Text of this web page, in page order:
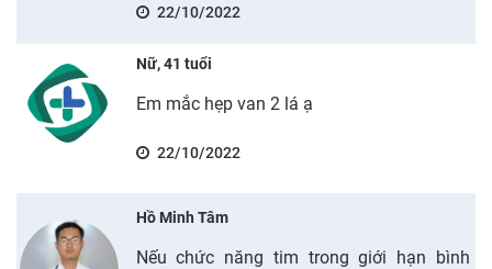
22/10/2022
Nữ, 41 tuổi
Em mắc hẹp van 2 lá ạ
22/10/2022
Hồ Minh Tâm
Nếu chức năng tim trong giới hạn bình